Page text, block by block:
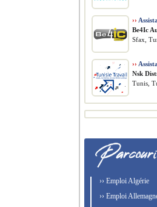
››
Be4Ic
Sfax,
››
Nsk
Tunis,
›› Emploi Algérie
›› Emploi